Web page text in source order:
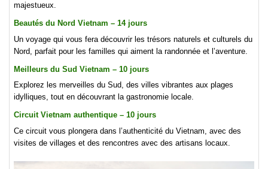
majestueux.
Beautés du Nord Vietnam – 14 jours
Un voyage qui vous fera découvrir les trésors naturels et culturels du
Nord, parfait pour les familles qui aiment la randonnée et l’aventure.
Meilleurs du Sud Vietnam – 10 jours
Explorez les merveilles du Sud, des villes vibrantes aux plages
idylliques, tout en découvrant la gastronomie locale.
Circuit Vietnam authentique – 10 jours
Ce circuit vous plongera dans l’authenticité du Vietnam, avec des
visites de villages et des rencontres avec des artisans locaux.